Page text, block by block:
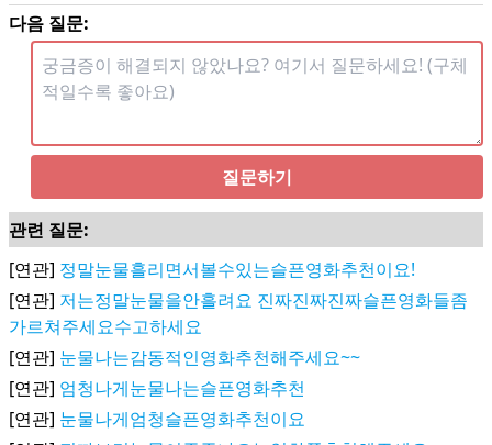
다음 질문:
질문하기
관련 질문:
[연관] 정말눈물흘리면서볼수있는슬픈영화추천이요!
[연관] 저는정말눈물을안흘려요 진짜진짜진짜슬픈영화들좀
가르쳐주세요수고하세요
[연관] 눈물나는감동적인영화추천해주세요~~
[연관] 엄청나게눈물나는슬픈영화추천
[연관] 눈물나게엄청슬픈영화추천이요